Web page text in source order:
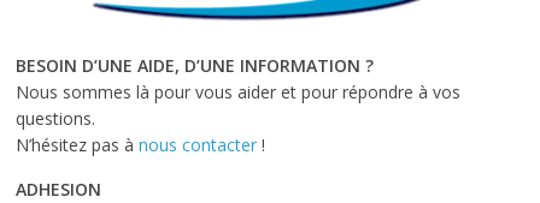
BESOIN D’UNE AIDE, D’UNE INFORMATION ?
Nous sommes là pour vous aider et pour répondre à vos
questions.
N’hésitez pas ànous contacter !
ADHESION